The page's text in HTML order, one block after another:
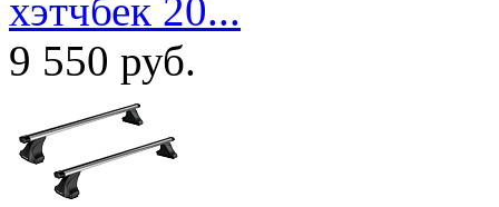
хэтчбек 20...
9 550 руб.